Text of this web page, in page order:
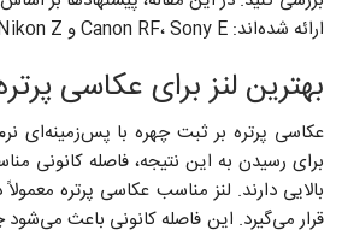
ارائه شده‌اند: Canon RF، Sony E و Nikon Z.
بهترین لنز برای عکاسی
عکاسی پرتره بر ثبت چهره با پس‌زمینه‌ای
برای رسیدن به این نتیجه، فاصله کانونی
قرار می‌گیرد. این فاصله کانونی باعث